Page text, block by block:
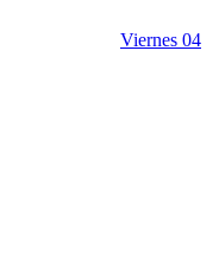
Viernes 04